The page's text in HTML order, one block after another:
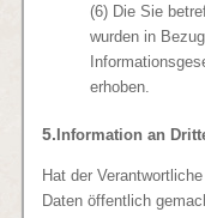
(6) Die Sie
wurden in
erhoben.
5.Information an
Hat der
Daten öffentlich